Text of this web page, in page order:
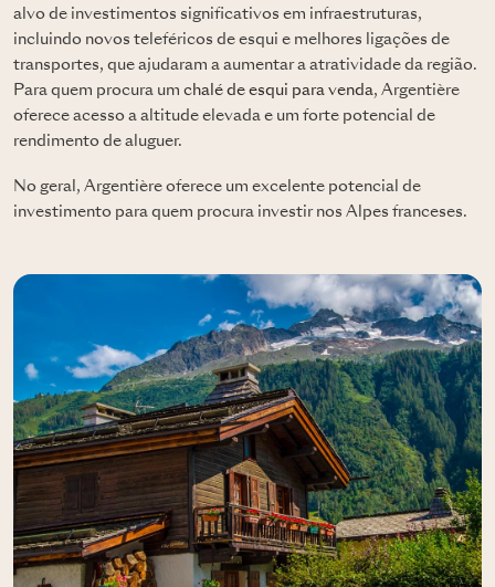
alvo de investimentos significativos em infraestruturas,
incluindo novos teleféricos de esqui e melhores ligações de
transportes, que ajudaram a aumentar a atratividade da região.
Para quem procura um chalé de esqui para venda, Argentière
oferece acesso a altitude elevada e um forte potencial de
rendimento de aluguer.
No geral, Argentière oferece um excelente potencial de
investimento para quem procura investir nos Alpes franceses.